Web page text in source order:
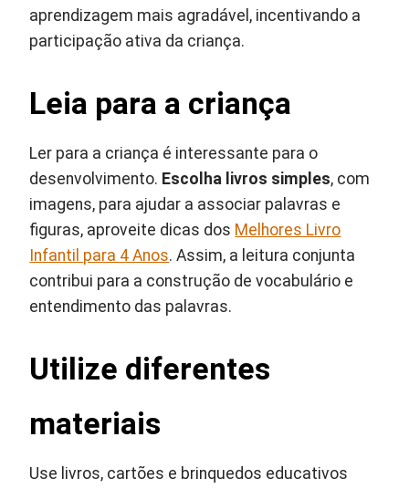
aprendizagem mais agradável, incentivando a
participação ativa da criança.
Leia para a criança
Ler para a criança é interessante para o
desenvolvimento. Escolha livros simples, com
imagens, para ajudar a associar palavras e
figuras, aproveite dicas dos Melhores Livro
Infantil para 4 Anos. Assim, a leitura conjunta
contribui para a construção de vocabulário e
entendimento das palavras.
Utilize diferentes
materiais
Use livros, cartões e brinquedos educativos